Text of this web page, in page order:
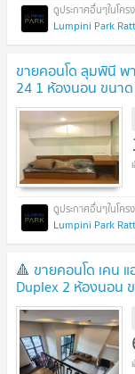
ขายคอนโด ลุมพินี พ
24 1 ห้องนอน ขนา
🔺 ขายคอนโด เคน
Duplex 2 ห้องนอน
เกล้า